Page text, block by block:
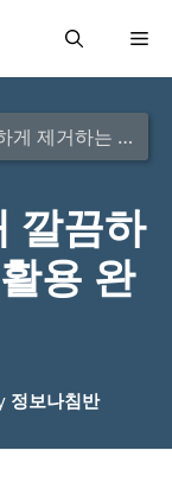
메
초 활용 완벽 가이드
깔끔하
용 완
정보나침반